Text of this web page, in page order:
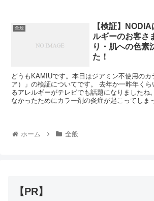
全般
【検証】
ルギーのお客さ
り・肌への色素
た！
どうもKAMIUです。本日はジアミン不使用のカ
ア）」の検証についてです。 去年か一昨年くら
るアレルギーがテレビでも話題になりましたね
なかったためにカラー剤の炎症が起こってしま
ホーム 全般
【PR】